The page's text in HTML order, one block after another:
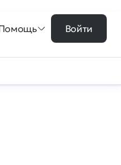
Войти